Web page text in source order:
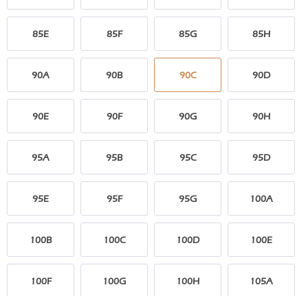
85E 85F 85G 85H
90A 90B 90C 90D
90E 90F 90G 90H
95A 95B 95C 95D
95E 95F 95G 100A
100B 100C 100D 100E
100F 100G 100H 105A